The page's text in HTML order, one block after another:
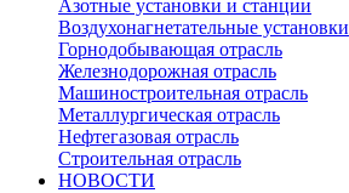
Азотные установки и станции
Воздухонагнетательные установки
Горнодобывающая отрасль
Железнодорожная отрасль
Машиностроительная отрасль
Металлургическая отрасль
Нефтегазовая отрасль
Строительная отрасль
НОВОСТИ